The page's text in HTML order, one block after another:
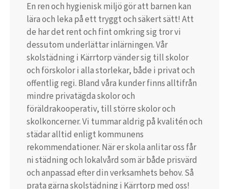
En ren och hygienisk miljö gör att barnen kan
lära och leka på ett tryggt och säkert sätt! Att
de har det rent och fint omkring sig tror vi
dessutom underlättar inlärningen. Vår
skolstädning i Kärrtorp vänder sig till skolor
och förskolor i alla storlekar, både i privat och
offentlig regi. Bland våra kunder finns alltifrån
mindre privatägda skolor och
föräldrakooperativ, till större skolor och
skolkoncerner. Vi tummar aldrig på kvalitén och
städar alltid enligt kommunens
rekommendationer. När er skola anlitar oss får
ni städning och lokalvård som är både prisvärd
och anpassad efter din verksamhets behov. Så
prata gärna skolstädning i Kärrtorp med oss!